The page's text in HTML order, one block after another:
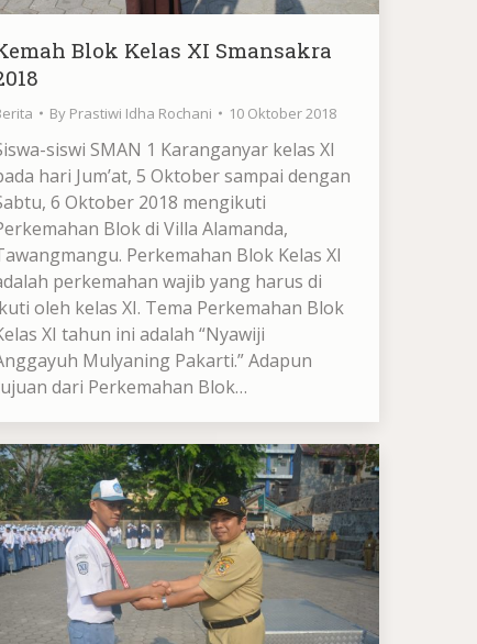
Blok Kelas XI Smansakra
By Prastiwi Idha Rochani 10 Oktober 2018
siswi SMAN 1 Karanganyar kelas XI
hari Jum’at, 5 Oktober sampai dengan
6 Oktober 2018 mengikuti
Blok di Villa Alamanda,
Perkemahan Blok Kelas XI
perkemahan wajib yang harus di
oleh kelas XI. Tema Perkemahan Blok
XI tahun ini adalah “Nyawiji
Mulyaning Pakarti.” Adapun
dari Perkemahan Blok…